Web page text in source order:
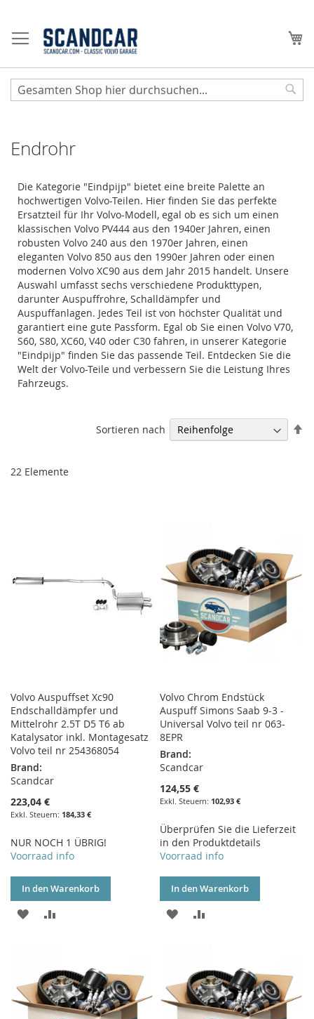
Inhalt
springen
Endrohr
Die Kategorie "Eindpijp" bietet eine breite Palette an
hochwertigen Volvo-Teilen. Hier finden Sie das perfekte
Ersatzteil für Ihr Volvo-Modell, egal ob es sich um einen
klassischen Volvo PV444 aus den 1940er Jahren, einen
robusten Volvo 240 aus den 1970er Jahren, einen
eleganten Volvo 850 aus den 1990er Jahren oder einen
modernen Volvo XC90 aus dem Jahr 2015 handelt. Unsere
Auswahl umfasst sechs verschiedene Produkttypen,
darunter Auspuffrohre, Schalldämpfer und
Auspuffanlagen. Jedes Teil ist von höchster Qualität und
garantiert eine gute Passform. Egal ob Sie einen Volvo V70,
S60, S80, XC60, V40 oder C30 fahren, in unserer Kategorie
"Eindpijp" finden Sie das passende Teil. Entdecken Sie die
Welt der Volvo-Teile und verbessern Sie die Leistung Ihres
Fahrzeugs.
22 Elemente
Sortieren nach
Volvo Auspuffset Xc90
Endschalldämpfer und
Mittelrohr 2.5T D5 T6 ab
Katalysator inkl. Montagesatz
Volvo teil nr 254368054
Brand:
Scandcar
223,04 €
184,33 €
NUR NOCH 1 ÜBRIG!
Voorraad info
In den Warenkorb
ZUR
Volvo Chrom Endstück
Auspuff Simons Saab 9-3 -
Universal Volvo teil nr 063-
8EPR
Brand:
Scandcar
124,55 €
102,93 €
Überprüfen Sie die Lieferzeit
in den Produktdetails
Voorraad info
In den Warenkorb
ZUR